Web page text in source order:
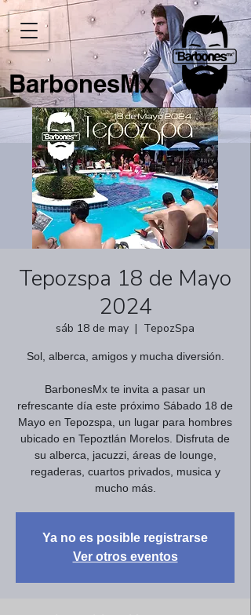
BarbonesMx
Tepozspa 18 de Mayo
2024
sáb 18 de may
  |
TepozSpa
Sol, alberca, amigos y mucha diversión.
BarbonesMx te invita a pasar un
refrescante día este próximo Sábado 18 de
Mayo en Tepozspa, un lugar para hombres
ubicado en Tepoztlán Morelos. Disfruta de
su alberca, jacuzzi, áreas de lounge,
regaderas, cuartos privados, musica y
mucho más.
Ya no es posible registrarse
Ver otros eventos